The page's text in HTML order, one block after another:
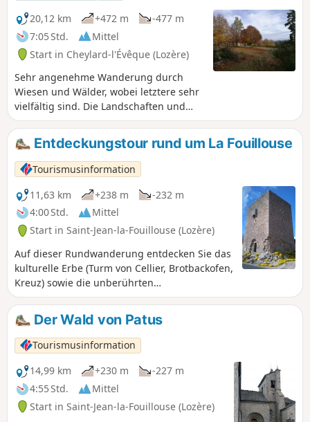
20,12 km
+472 m
-477 m
7:05 Std.
Mittel
Start in Cheylard-l'Évêque (Lozère)
Sehr angenehme Wanderung durch
Wiesen und Wälder, wobei letztere sehr
vielfältig sind. Die Landschaften und
Aussichtspunkte sind vielfältig,
insbesondere auf den Wald von
Mercoire und den Moure de la Gardille.
Alle Jahreszeiten sind interessant: der
Frühling mit seinen sprudelnden
Flüssen, der Sommer mit seinen
erfrischenden Wäldern, der Herbst mit
seiner Symphonie der Farben.
Entdeckungstour rund um La Fouillouse
Tourismusinformation
11,63 km
+238 m
-232 m
4:00 Std.
Mittel
Start in Saint-Jean-la-Fouillouse (Lozère)
Auf dieser Rundwanderung entdecken Sie das
kulturelle Erbe (Turm von Cellier, Brotbackofen,
Kreuz) sowie die unberührten
Naturlandschaften rund um den Ruisseau de
la Fouillouse.
Der Wald von Patus
Tourismusinformation
14,99 km
+230 m
-227 m
4:55 Std.
Mittel
Start in Saint-Jean-la-Fouillouse (Lozère)